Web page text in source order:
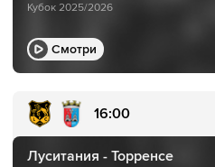
Кубок 2025/2026
Смотри
16:00
Луситания - Торренсе